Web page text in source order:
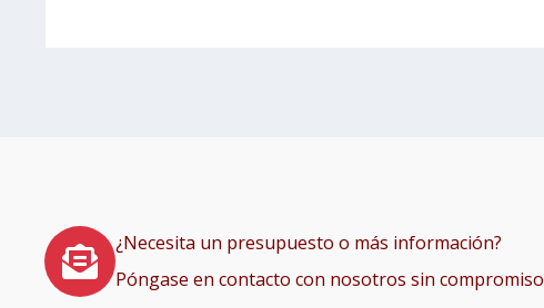
¿Necesita un presupuesto o más información?
Póngase en contacto con nosotros sin compromiso